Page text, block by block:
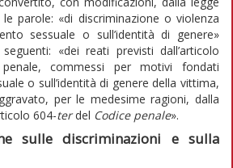
parole: «di discriminazione o violenza
sessuale o sull’identità di genere»
«dei reati previsti dall’articolo
commessi per motivi fondati
o sull’identità di genere della vittima,
per le medesime ragioni, dalla
604-terdel Codice penale».
sulle discriminazioni e sulla